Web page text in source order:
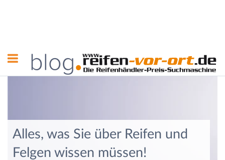
Alles, was Sie über Reifen und
Felgen wissen müssen!